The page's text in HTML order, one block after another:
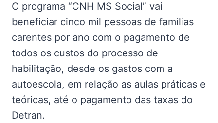
O programa “CNH MS Social” vai
beneficiar cinco mil pessoas de famílias
carentes por ano com o pagamento de
todos os custos do processo de
habilitação, desde os gastos com a
autoescola, em relação as aulas práticas e
teóricas, até o pagamento das taxas do
Detran.